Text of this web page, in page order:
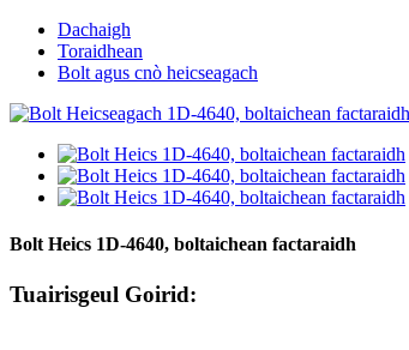
Dachaigh
Toraidhean
Bolt agus cnò heicseagach
Bolt Heics 1D-4640, boltaichean factaraidh
Tuairisgeul Goirid: